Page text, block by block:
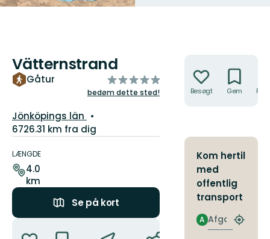
Vätternstrand
Gåtur
ud
af
bedøm dette sted!
Amt:
Jönköpings län
6726.31 km fra dig
LÆNGDE
4.0
km
Se på kort
Besøgt Gem
Kom hertil
med
offentlig
transport
Afgang
A
Find